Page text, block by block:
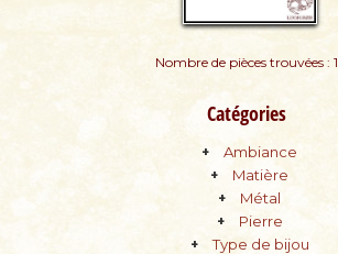
Nombre de pièces trouvées : 1
Catégories
Ambiance
Matière
Métal
Pierre
Type de bijou